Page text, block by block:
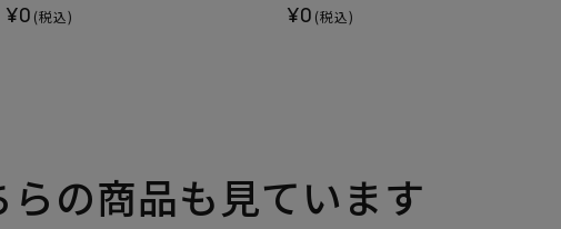
¥0 (税込) ¥0 (税込)
の商品も見ています